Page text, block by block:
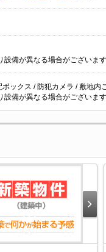
備が異なる場合がございます
ボックス / 防犯カメラ / 敷地内
備が異なる場合がございます